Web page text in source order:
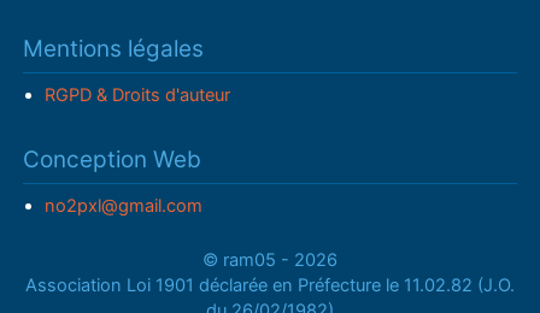
Mentions légales
RGPD & Droits d'auteur
Conception Web
no2pxl@gmail.com
© ram05 - 2026
Association Loi 1901 déclarée en Préfecture le 11.02.82 (J.O.